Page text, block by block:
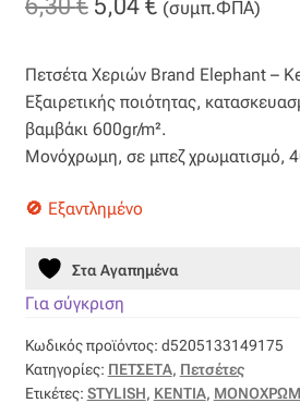
Βελούδο
Βελουτέ
Βουάλ
Γάζα
Γκρο
Δαντέλα
6,30€
was:
6,30 €.
5,04€
τιμή
είναι:
5,04 €.
(συμπ.ΦΠΑ)
Πετσέτα Χεριών Brand Elephant –
Εξαιρετικής ποιότητας,
βαμβάκι 600gr/m².
Μονόχρωμη, σε μπεζ χρωματισμό,
Εξαντλημένο
Στα Αγαπημένα
Για σύγκριση
Κωδικός προϊόντος: d5205133149175
Κατηγορίες: ΠΕΤΣΕΤΑ, Πετσέτες
Ετικέτες: STYLISH, ΚΕΝΤΙΑ,